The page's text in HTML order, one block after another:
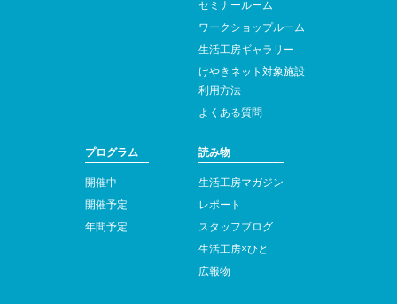
セミナールーム
ワークショップルーム
生活工房ギャラリー
けやきネット対象施設
利用方法
よくある質問
プログラム
開催中
開催予定
年間予定
読み物
生活工房マガジン
レポート
スタッフブログ
生活工房×ひと
広報物